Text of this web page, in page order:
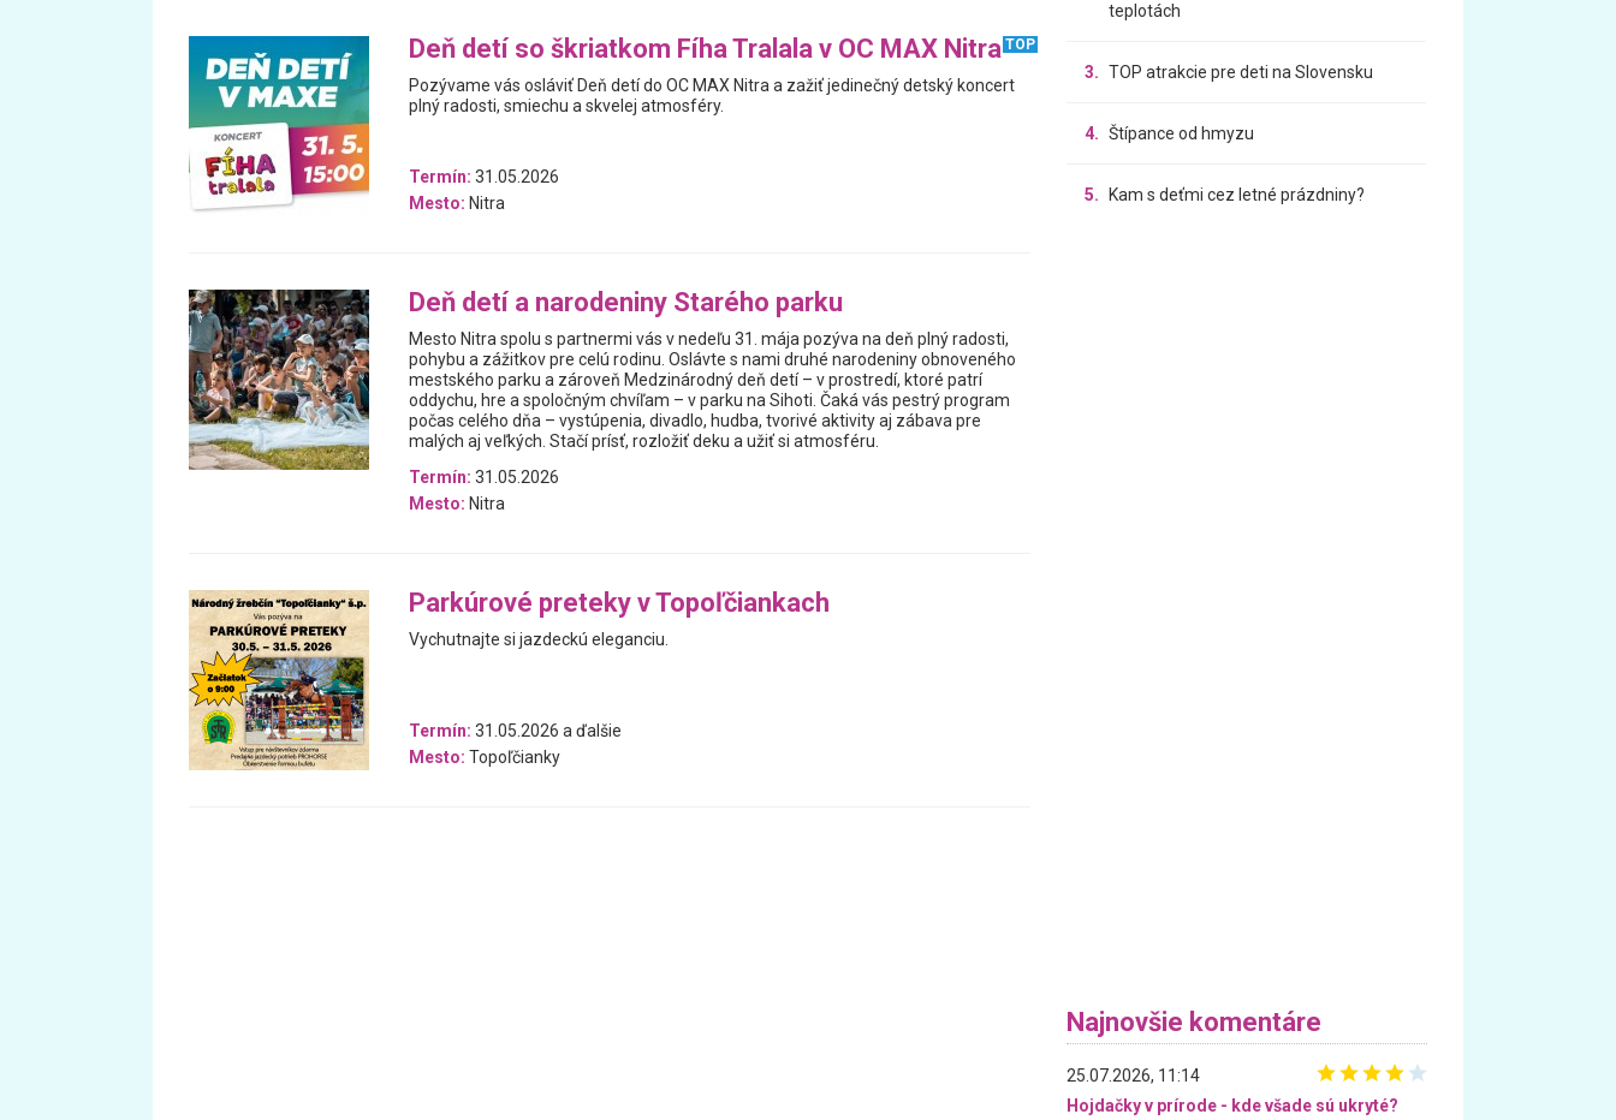
Deň detí so škriatkom Fíha Tralala v OC MAX Nitra TOP
Pozývame vás osláviť Deň detí do OC MAX Nitra a zažiť jedinečný detský koncert
plný radosti, smiechu a skvelej atmosféry.
Termín: 31.05.2026
Mesto: Nitra
Deň detí a narodeniny Starého parku
Mesto Nitra spolu s partnermi vás v nedeľu 31. mája pozýva na deň plný radosti,
pohybu a zážitkov pre celú rodinu. Oslávte s nami druhé narodeniny obnoveného
mestského parku a zároveň Medzinárodný deň detí – v prostredí, ktoré patrí
oddychu, hre a spoločným chvíľam – v parku na Sihoti. Čaká vás pestrý program
počas celého dňa – vystúpenia, divadlo, hudba, tvorivé aktivity aj zábava pre
malých aj veľkých. Stačí prísť, rozložiť deku a užiť si atmosféru.
Termín: 31.05.2026
Mesto: Nitra
Parkúrové preteky v Topoľčiankach
Vychutnajte si jazdeckú eleganciu.
Termín: 31.05.2026 a ďalšie
Mesto: Topoľčianky
teplotách
3. TOP atrakcie pre deti na Slovensku
4. Štípance od hmyzu
5. Kam s deťmi cez letné prázdniny?
Najnovšie komentáre
25.07.2026, 11:14
Hojdačky v prírode - kde všade sú ukryté?